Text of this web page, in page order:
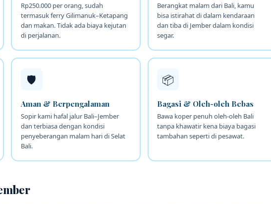
Rp250.000 per orang, sudah
termasuk ferry Gilimanuk–Ketapang
dan makan. Tidak ada biaya kejutan
di perjalanan.
Berangkat malam dari Bali, kamu
bisa istirahat di dalam kendaraan
dan tiba di Jember dalam kondisi
segar.
🛡
Aman & Berpengalaman
Sopir kami hafal jalur Bali–Jember
dan terbiasa dengan kondisi
penyeberangan malam hari di Selat
Bali.
📦
Bagasi & Oleh-oleh Bebas
Bawa koper penuh oleh-oleh Bali
tanpa khawatir kena biaya bagasi
tambahan seperti di pesawat.